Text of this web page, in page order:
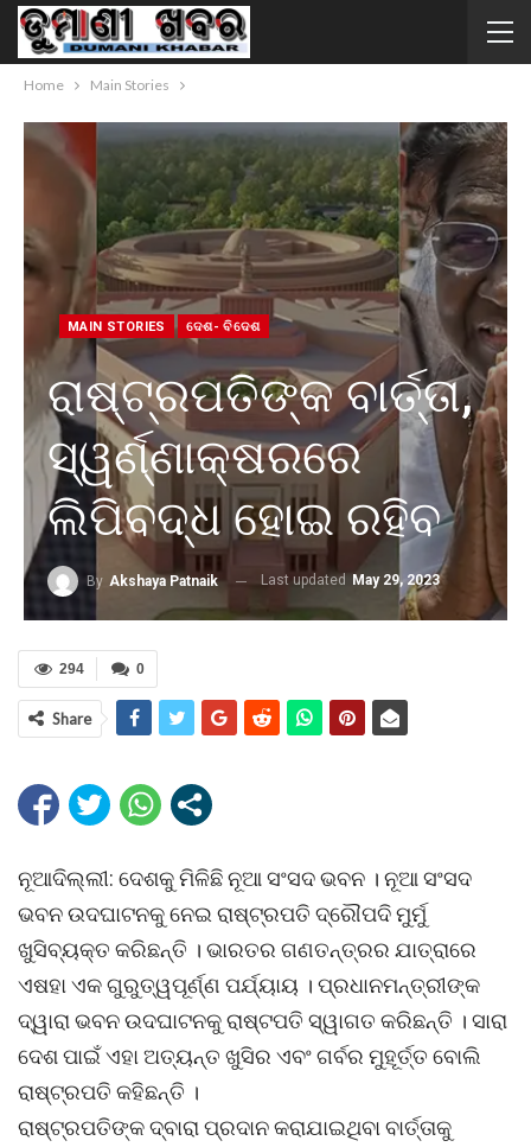
Home Main Stories
MAIN STORIES ଦେଶ- ବିଦେଶ
ରାଷ୍ଟ୍ରପତିଙ୍କ ବାର୍ତ୍ତା,
ସ୍ୱର୍ଣ୍ଣାକ୍ଷରରେ
ଲିପିବଦ୍ଧ ହୋଇ ରହିବ
By Akshaya Patnaik Last updated May 29, 2023
0
294
Share
ନୂଆଦିଲ୍ଲୀ: ଦେଶକୁ ମିଳିଛି ନୂଆ ସଂସଦ ଭବନ । ନୂଆ ସଂସଦ
ଭବନ ଉଦଘାଟନକୁ ନେଇ ରାଷ୍ଟ୍ରପତି ଦ୍ରୌପଦି ମୁର୍ମୁ
ଖୁସିବ୍ୟକ୍ତ କରିଛନ୍ତି । ଭାରତର ଗଣତନ୍ତ୍ରର ଯାତ୍ରାରେ
ଏଷହା ଏକ ଗୁରୁତ୍ୱପୂର୍ଣ୍ଣ ପର୍ଯ୍ୟାୟ । ପ୍ରଧାନମନ୍ତ୍ରୀଙ୍କ
ଦ୍ୱାରା ଭବନ ଉଦଘାଟନକୁ ରାଷ୍ଟପତି ସ୍ୱାଗତ କରିଛନ୍ତି । ସାରା
ଦେଶ ପାଇଁ ଏହା ଅତ୍ୟନ୍ତ ଖୁସିର ଏବଂ ଗର୍ବର ମୁହୂର୍ତ୍ତ ବୋଲି
ରାଷ୍ଟ୍ରପତି କହିଛନ୍ତି ।
ରାଷ୍ଟ୍ରପତିଙ୍କ ଦ୍ବାରା ପ୍ରଦାନ କରାଯାଇଥିବା ବାର୍ତ୍ତାକୁ